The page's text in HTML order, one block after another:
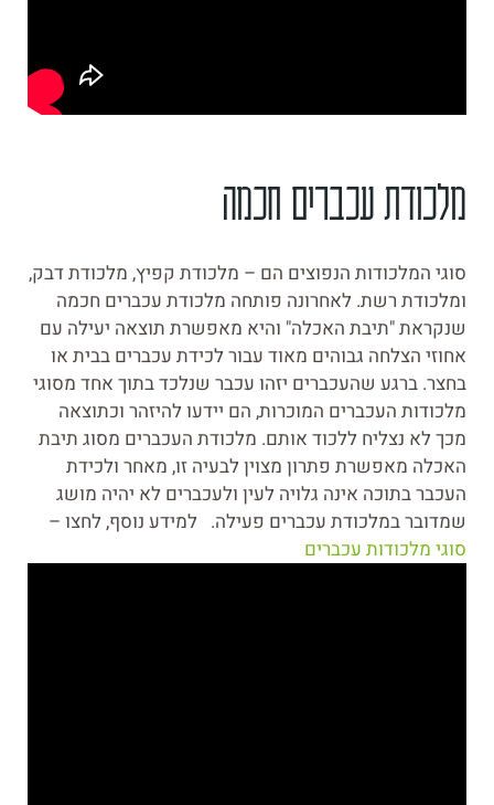
מלכודת עכברים חכמה
סוגי המלכודות הנפוצים הם – מלכודת קפיץ, מלכודת דבק,
ומלכודת רשת. לאחרונה פותחה מלכודת עכברים חכמה
שנקראת "תיבת האכלה" והיא מאפשרת תוצאה יעילה עם
אחוזי הצלחה גבוהים מאוד עבור לכידת עכברים בבית או
בחצר. ברגע שהעכברים יזהו עכבר שנלכד בתוך אחד מסוגי
מלכודות העכברים המוכרות, הם יידעו להיזהר וכתוצאה
מכך לא נצליח ללכוד אותם. מלכודת העכברים מסוג תיבת
האכלה מאפשרת פתרון מצוין לבעיה זו, מאחר ולכידת
העכבר בתוכה אינה גלויה לעין ולעכברים לא יהיה מושג
שמדובר במלכודת עכברים פעילה. למידע נוסף, לחצו –
סוגי מלכודות עכברים